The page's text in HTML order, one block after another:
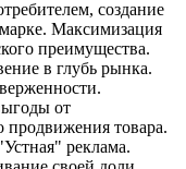
создание
Максимизация
преимущества.
в глубь рынка.
от
продвижения товара.
реклама.